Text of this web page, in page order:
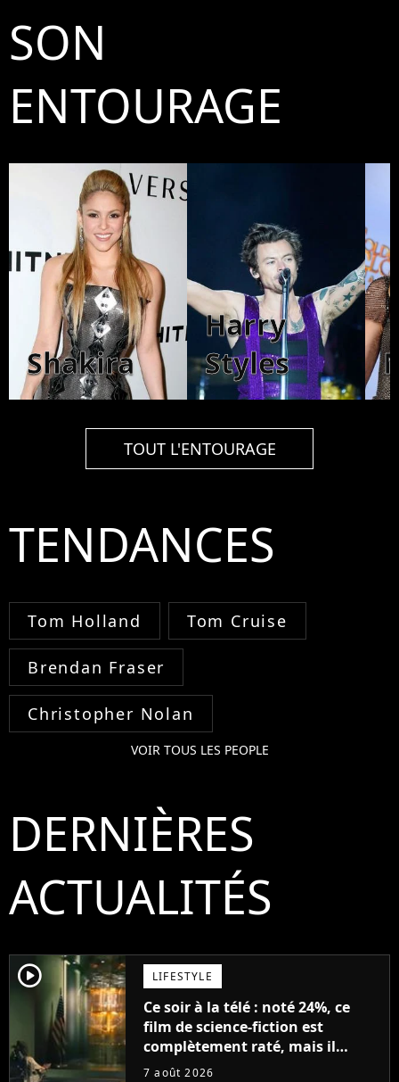
SON
ENTOURAGE
Shakira
Harry
Styles
TOUT L'ENTOURAGE
TENDANCES
Tom Holland Tom Cruise
Brendan Fraser
Christopher Nolan
VOIR TOUS LES PEOPLE
DERNIÈRES
ACTUALITÉS
player2 LIFESTYLE
Ce soir à la télé : noté 24%, ce
film de science-fiction est
complètement raté, mais il
aurait pu être encore pire à
7 août 2026